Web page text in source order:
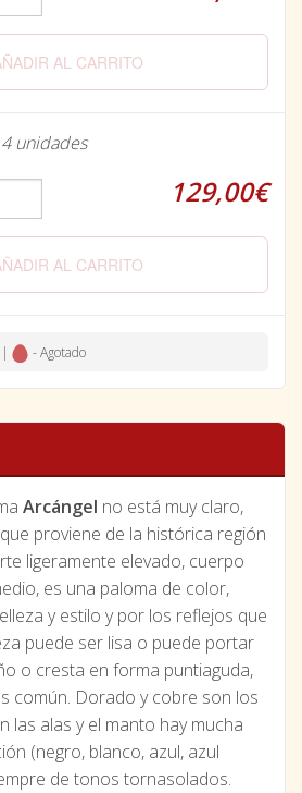
AL CARRITO
unidades
129,00€
AL CARRITO
- Agotado
Arcángel no está muy claro,
proviene de la histórica región
ligeramente elevado, cuerpo
es una paloma de color,
y estilo y por los reflejos que
puede ser lisa o puede portar
o cresta en forma puntiaguda,
común. Dorado y cobre son los
las alas y el manto hay mucha
(negro, blanco, azul, azul
de tonos tornasolados.